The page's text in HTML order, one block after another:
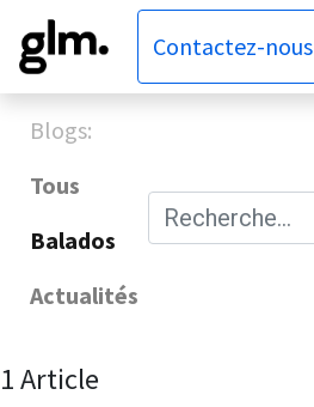
Contactez-nous
Blogs:
Tous
Balados
Actualités
1 Article